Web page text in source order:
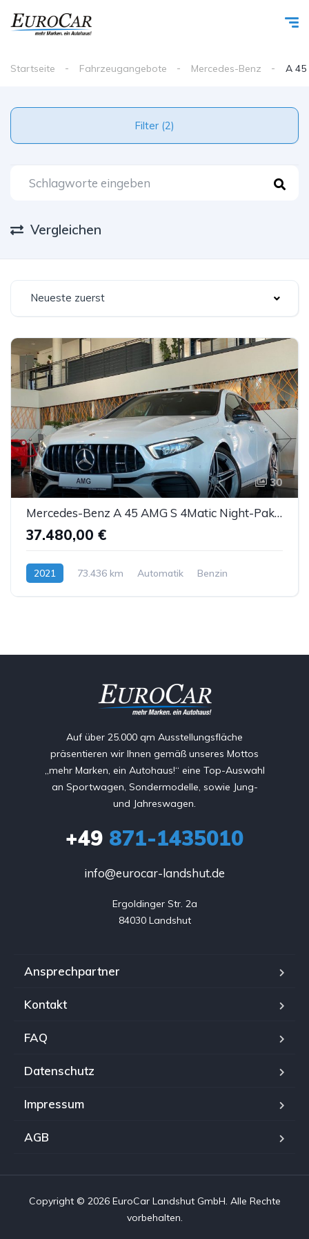
Startseite Fahrzeugangebote Mercedes-Benz A 45
Filter (2)
Vergleichen
Neueste zuerst
30
Mercedes-Benz A 45 AMG S 4Matic Night-Paket WideS TrackP Kam.
37.480,00 €
2021 73.436 km Automatik Benzin
Auf über 25.000 qm Ausstellungsfläche
präsentieren wir Ihnen gemäß unseres Mottos
„mehr Marken, ein Autohaus!“ eine Top-Auswahl
an Sportwagen, Sondermodelle, sowie Jung-
und Jahreswagen.
+49 871-1435010
info@eurocar-landshut.de
Ergoldinger Str. 2a
84030 Landshut
Ansprechpartner
Kontakt
FAQ
Datenschutz
Impressum
AGB
Copyright © 2026 EuroCar Landshut GmbH. Alle Rechte
vorbehalten.